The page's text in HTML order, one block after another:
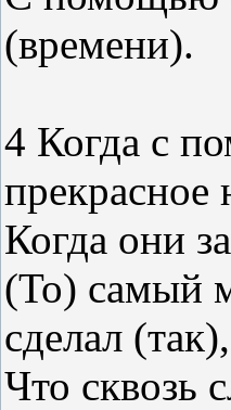
(времени).
4 Когда с
прекрасное
Когда они
(То) самый
сделал (так),
Что сквозь